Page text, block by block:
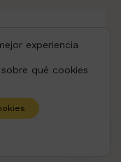
experiencia
qué cookies